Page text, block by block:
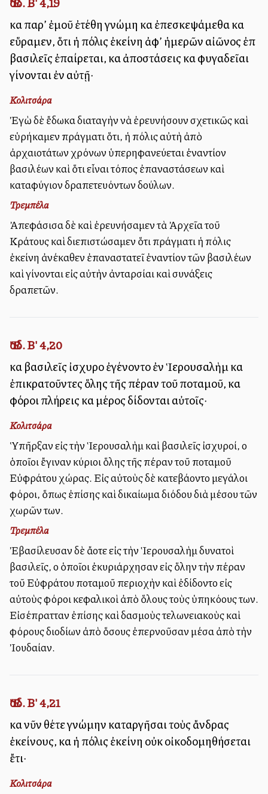
καὶ παρ’ ἐμοῦ ἐτέθη γνώμη καὶ ἐπεσκεψάμεθα καὶ
εὕραμεν, ὅτι ἡ πόλις ἐκείνη ἀφ’ ἡμερῶν αἰῶνος ἐπὶ
βασιλεῖς ἐπαίρεται, καὶ ἀποστάσεις καὶ φυγαδεῖαι
γίνονται ἐν αὐτῇ·
Κολιτσάρα
Ἐγὼ δὲ ἔδωκα διαταγὴν νὰ ἐρευνήσουν σχετικῶς καὶ
εὑρήκαμεν πράγματι ὅτι, ἡ πόλις αὐτὴ ἀπὸ
ἀρχαιοτάτων χρόνων ὑπερηφανεύεται ἐναντίον
βασιλέων καὶ ὅτι εἶναι τόπος ἐπαναστάσεων καὶ
καταφύγιον δραπετευόντων δούλων.
Τρεμπέλα
Ἀπεφάσισα δὲ καὶ ἐρευνήσαμεν τὰ Ἀρχεῖα τοῦ
Κράτους καὶ διεπιστώσαμεν ὅτι πράγματι ἡ πόλις
ἐκείνη ἀνέκαθεν ἐπαναστατεῖ ἐναντίον τῶν βασιλέων
καὶ γίνονται εἰς αὐτὴν ἀνταρσίαι καὶ συνάξεις
δραπετῶν.
Ἔσδ. Β' 4,20
καὶ βασιλεῖς ἰσχυροὶ ἐγένοντο ἐν Ἱερουσαλὴμ καὶ
ἐπικρατοῦντες ὅλης τῆς πέραν τοῦ ποταμοῦ, καὶ
φόροι πλήρεις καὶ μέρος δίδονται αὐτοῖς·
Κολιτσάρα
Ὑπῆρξαν εἰς τὴν Ἱερουσαλὴμ καὶ βασιλεῖς ἰσχυροί, οἱ
ὁποῖοι ἔγιναν κύριοι ὅλης τῆς πέραν τοῦ ποταμοῦ
Εὐφράτου χώρας. Εἰς αὐτοὺς δὲ κατεβάλλοντο μεγάλοι
φόροι, ὅπως ἐπίσης καὶ δικαίωμα διόδου διὰ μέσου τῶν
χωρῶν των.
Τρεμπέλα
Ἐβασίλευσαν δὲ ἄλλοτε εἰς τὴν Ἱερουσαλὴμ δυνατοὶ
βασιλεῖς, οἱ ὁποῖοι ἐκυριάρχησαν εἰς ὅλην τὴν πέραν
τοῦ Εὐφράτου ποταμοῦ περιοχὴν καὶ ἐδίδοντο εἰς
αὐτοὺς φόροι κεφαλικοὶ ἀπὸ ὅλους τοὺς ὑπηκόους των.
Εἰσέπρατταν ἐπίσης καὶ δασμοὺς τελωνειακοὺς καὶ
φόρους διοδίων ἀπὸ ὅσους ἐπερνοῦσαν μέσα ἀπὸ τὴν
Ἰουδαίαν.
Ἔσδ. Β' 4,21
καὶ νῦν θέτε γνώμην καταργῆσαι τοὺς ἄνδρας
ἐκείνους, καὶ ἡ πόλις ἐκείνη οὐκ οἰκοδομηθήσεται
ἔτι·
Κολιτσάρα